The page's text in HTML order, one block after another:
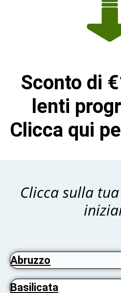
Sconto di
lenti
Clicca qui
Clicca sulla
Abruzzo
Basilicata